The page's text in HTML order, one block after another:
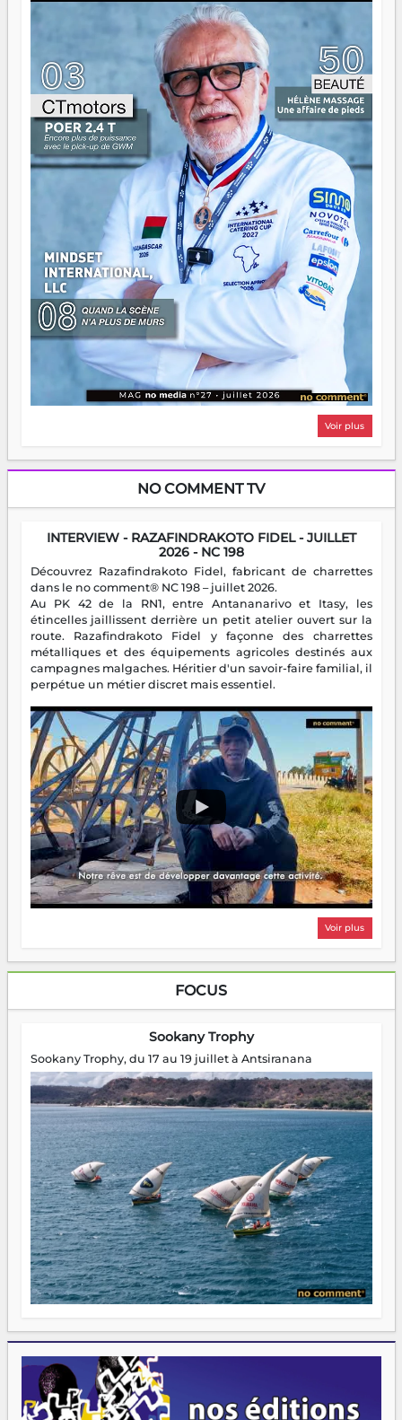
gouvernail, mais pour montrer où sont les récifs. Les jeunes
ont la force, les vieux ont l'expérience, comme on dit. Ce
n'est pas un combat de générations — c'est une question
d'équipage. Partagez vos réussites, mais aussi vos échecs.
Surtout vos échecs, d'ailleurs — ils enseignent mieux que
n'importe quel manuel. À Madagascar, la barque avance.
Il faut juste s'assurer que tout le monde rame dans le
même sens.
Voir plus
NO COMMENT TV
INTERVIEW - RAZAFINDRAKOTO FIDEL - JUILLET
2026 - NC 198
Découvrez Razafindrakoto Fidel, fabricant de charrettes
dans le no comment® NC 198 – juillet 2026.
Au PK 42 de la RN1, entre Antananarivo et Itasy, les
étincelles jaillissent derrière un petit atelier ouvert sur la
route. Razafindrakoto Fidel y façonne des charrettes
métalliques et des équipements agricoles destinés aux
campagnes malgaches. Héritier d'un savoir-faire familial, il
perpétue un métier discret mais essentiel.
Voir plus
FOCUS
Sookany Trophy
Sookany Trophy, du 17 au 19 juillet à Antsiranana